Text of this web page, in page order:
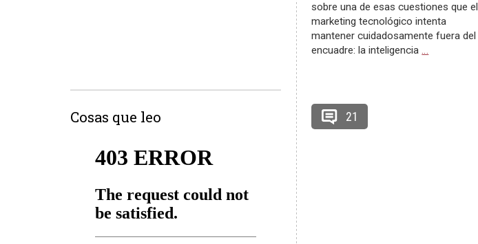
sobre una de esas cuestiones que el
marketing tecnológico intenta
mantener cuidadosamente fuera del
encuadre: la inteligencia…
21
Cosas que leo